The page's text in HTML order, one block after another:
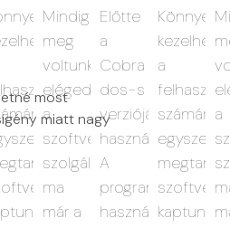
most
miatt nagy